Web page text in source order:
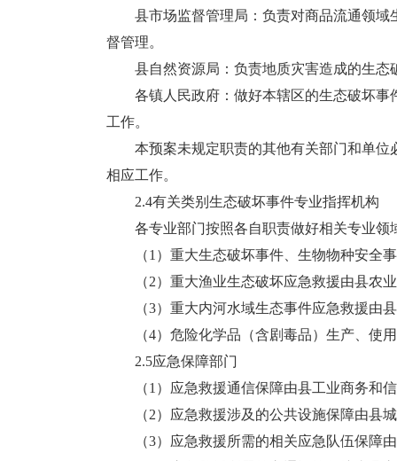
县市场监督管理局：负责对商品流通领域
督管理。
县自然资源局：负责地质灾害造成的生态
各镇人民政府：做好本辖区的生态破坏事
工作。
本预案未规定职责的其他有关部门和单位
相应工作。
2.4有关类别生态破坏事件专业指挥机构
各专业部门按照各自职责做好相关专业领
（1）重大生态破坏事件、生物物种安全事
（2）重大渔业生态破坏应急救援由县农业
（3）重大内河水域生态事件应急救援由县
（4）危险化学品（含剧毒品）生产、使用
2.5应急保障部门
（1）应急救援通信保障由县工业商务和信
（2）应急救援涉及的公共设施保障由县城
（3）应急救援所需的相关应急队伍保障由